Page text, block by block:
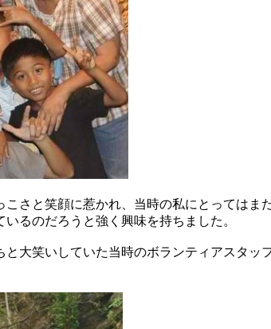
さと笑顔に惹かれ、当時の私にとってはま
るのだろうと強く興味を持ちました。
大笑いしていた当時のボランティアスタッ